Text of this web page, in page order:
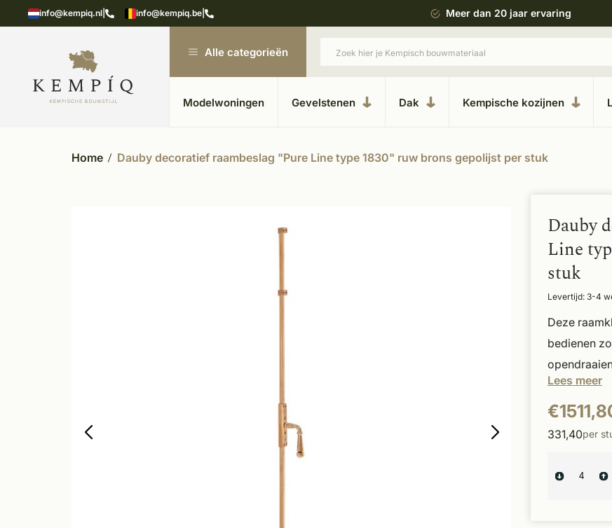
info@kempiq.nl info@kempiq.be
in kempische bouwstijl Meer dan 20 jaar ervaring Uitgebreide showroom in Kesteren
Alle categorieën
Modelwoningen Gevelstenen Dak Kempische kozijnen
Home Dauby decoratief raambeslag "Pure Line type 1830" ruw brons gepolijst per stuk
Dauby
Line
stuk
Levertijd: 3-4
Deze
bedienen
Lees meer
331,40per